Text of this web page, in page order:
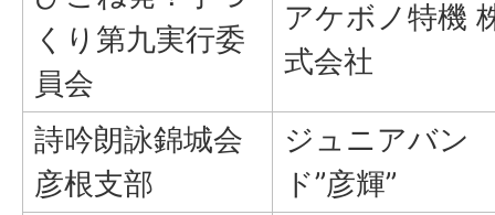
くり第九実行委
員会
アケボノ特機
式会社
詩吟朗詠錦城会
彦根支部
ジュニアバン
ド”彦輝”